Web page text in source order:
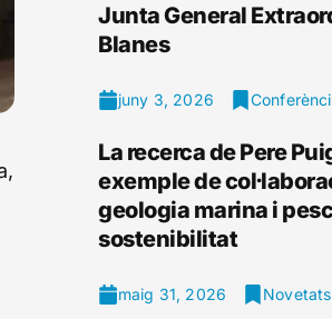
Junta General
Blanes
juny 3, 2026
La recerca de Pere
exemple de
geologia marina i
sostenibilitat
maig 31, 2026 Novetats